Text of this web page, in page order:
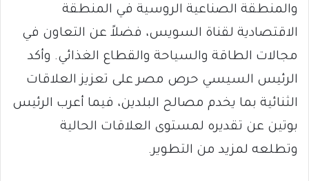
والمنطقة الصناعية الروسية في المنطقة
الاقتصادية لقناة السويس، فضلاً عن التعاون في
مجالات الطاقة والسياحة والقطاع الغذائي. وأكد
الرئيس السيسي حرص مصر على تعزيز العلاقات
الثنائية بما يخدم مصالح البلدين، فيما أعرب الرئيس
بوتين عن تقديره لمستوى العلاقات الحالية
وتطلعه لمزيد من التطوير.